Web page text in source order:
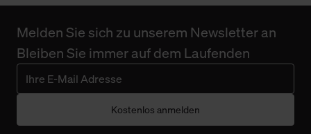
Melden Sie sich zu unserem Newsletter an
Bleiben Sie immer auf dem Laufenden
Kostenlos anmelden